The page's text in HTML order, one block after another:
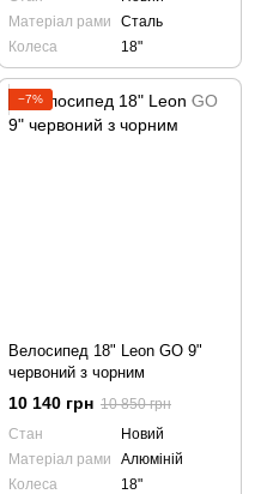
Матеріал рами
Сталь
Колеса
18"
−7%
Велосипед 18" Leon GO 9"
червоний з чорним
10 140 грн 10 850 грн
Стан
Новий
Матеріал рами
Алюміній
Колеса
18"